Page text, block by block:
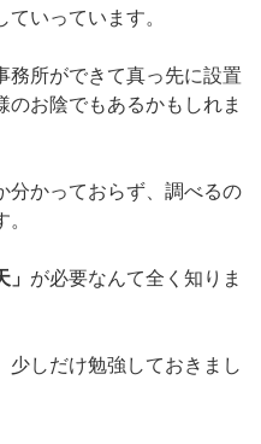
いっています。
務所ができて真っ先に設置
お陰でもあるかもしれま
分かっておらず、調べるの
」 が必要なんて全く知りま
少しだけ勉強しておきまし